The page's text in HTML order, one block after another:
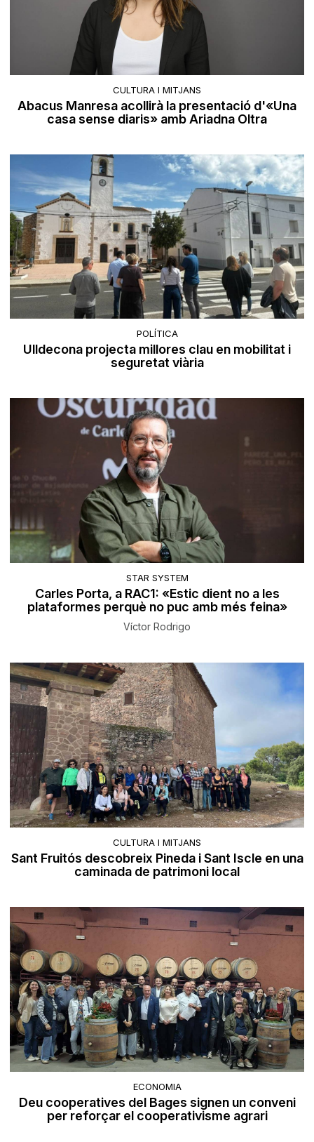
CULTURA I MITJANS
Abacus Manresa acollirà la presentació d'«Una
casa sense diaris» amb Ariadna Oltra
POLÍTICA
Ulldecona projecta millores clau en mobilitat i
seguretat viària
STAR SYSTEM
Carles Porta, a RAC1: «Estic dient no a les
plataformes perquè no puc amb més feina»
Víctor Rodrigo
CULTURA I MITJANS
Sant Fruitós descobreix Pineda i Sant Iscle en una
caminada de patrimoni local
ECONOMIA
Deu cooperatives del Bages signen un conveni
per reforçar el cooperativisme agrari